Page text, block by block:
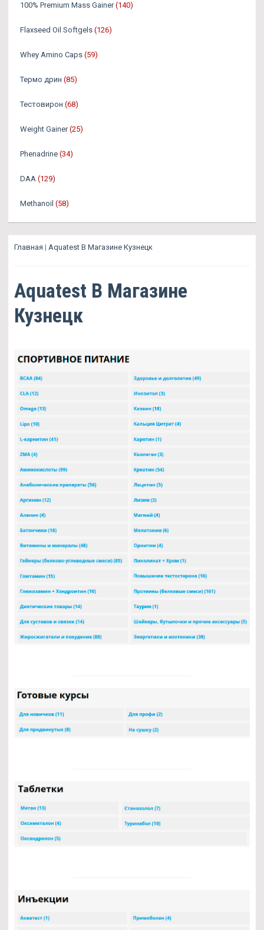
100% Premium Mass Gainer (140)
Flaxseed Oil Softgels (126)
Whey Amino Caps (59)
Термо дрин (85)
Тестовирон (68)
Weight Gainer (25)
Phenadrine (34)
DAA (129)
Methanoil (58)
Главная | Aquatest В Магазине Кузнецк
Aquatest В Магазине
Кузнецк